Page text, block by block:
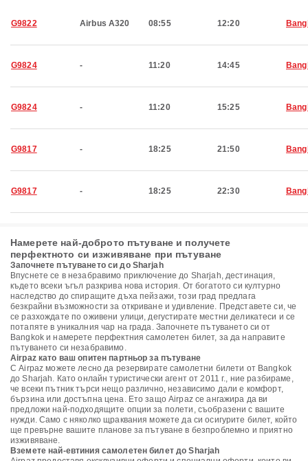
G9822 Airbus A320 08:55 12:20
G9824 - 11:20 14:45
G9824 - 11:20 15:25
G9817 - 18:25 21:50
G9817 - 18:25 22:30
Намерете най-доброто пътуване и получете
перфектното си изживяване при пътуване
Започнете пътуването си до Sharjah
Впуснете се в незабравимо приключение до Sharjah, дестинация,
където всеки ъгъл разкрива нова история. От богатото си културно
наследство до спиращите дъха пейзажи, този град предлага
безкрайни възможности за откриване и удивление. Представете си, че
се разхождате по оживени улици, дегустирате местни деликатеси и се
потапяте в уникалния чар на града. Започнете пътуването си от
Bangkok и намерете перфектния самолетен билет, за да направите
пътуването си незабравимо.
Airpaz като ваш опитен партньор за пътуване
С Airpaz можете лесно да резервирате самолетни билети от Bangkok
до Sharjah. Като онлайн туристически агент от 2011 г., ние разбираме,
че всеки пътник търси нещо различно, независимо дали е комфорт,
бързина или достъпна цена. Ето защо Airpaz се ангажира да ви
предложи най-подходящите опции за полети, съобразени с вашите
нужди. Само с няколко щраквания можете да си осигурите билет, който
ще превърне вашите планове за пътуване в безпроблемно и приятно
изживяване.
Вземете най-евтиния самолетен билет до Sharjah